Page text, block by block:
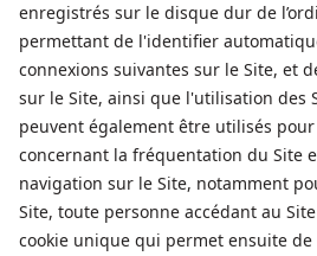
enregistrés sur le disque dur de
permettant de l'identifier
connexions suivantes sur le Site, et
sur le Site, ainsi que l'utilisation des
peuvent également être utilisés
concernant la fréquentation du Site
navigation sur le Site, notamment
Site, toute personne accédant au
cookie unique qui permet ensuite